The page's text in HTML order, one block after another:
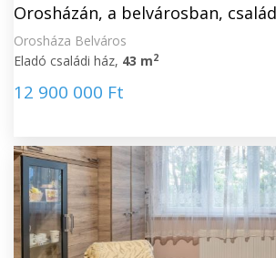
Orosházán, a belvárosban,
Orosháza Belváros
Eladó családi ház, 43 m2
12 900 000 Ft